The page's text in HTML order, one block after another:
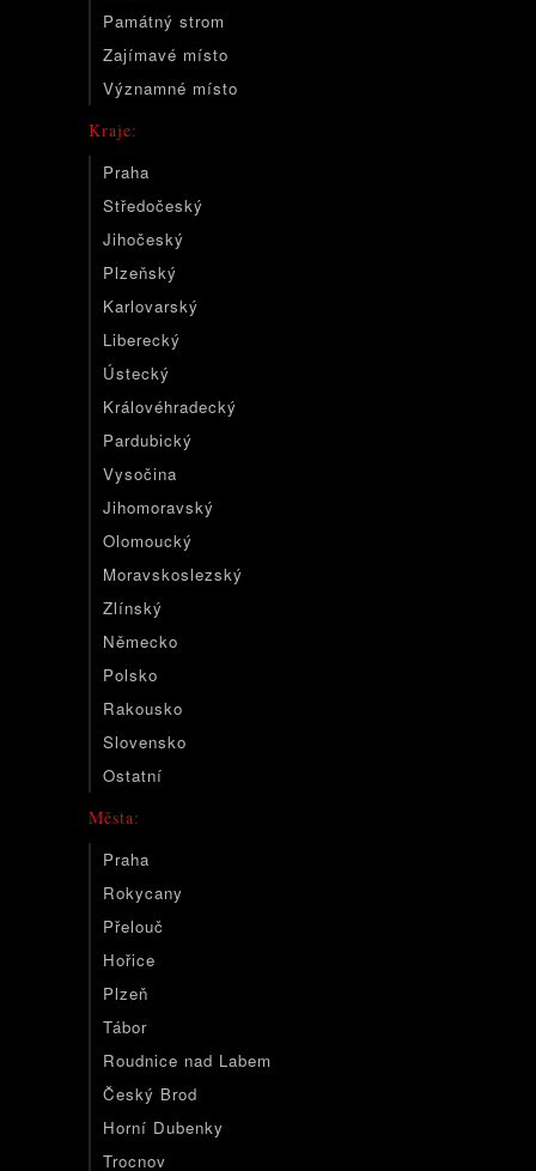
Památný strom
Zajímavé místo
Významné místo
Kraje:
Praha
Středočeský
Jihočeský
Plzeňský
Karlovarský
Liberecký
Ústecký
Královéhradecký
Pardubický
Vysočina
Jihomoravský
Olomoucký
Moravskoslezský
Zlínský
Německo
Polsko
Rakousko
Slovensko
Ostatní
Města:
Praha
Rokycany
Přelouč
Hořice
Plzeň
Tábor
Roudnice nad Labem
Český Brod
Horní Dubenky
Trocnov